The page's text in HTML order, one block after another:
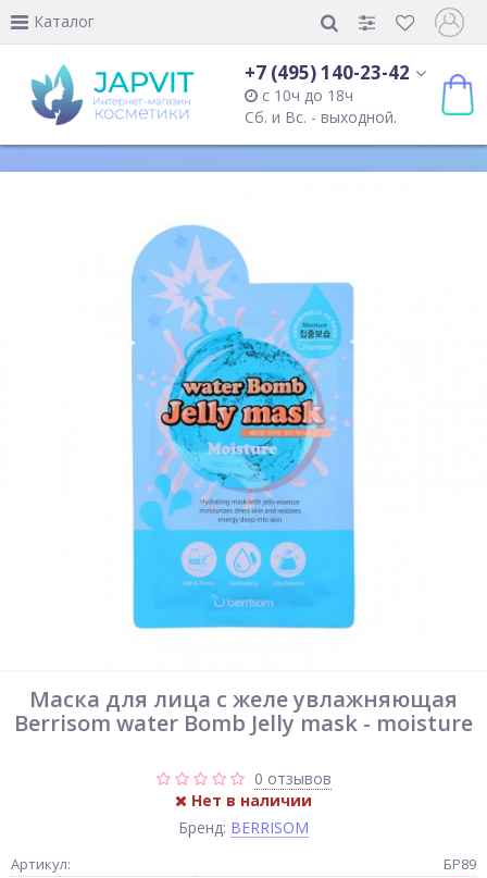
Каталог
+7 (495) 140-23-42
с 10ч до 18ч
Сб. и Вс. - выходной.
Маска для лица с желе увлажняющая
Berrisom water Bomb Jelly mask - moisture
0 отзывов
Нет в наличии
Бренд: BERRISOM
Артикул:
БР89